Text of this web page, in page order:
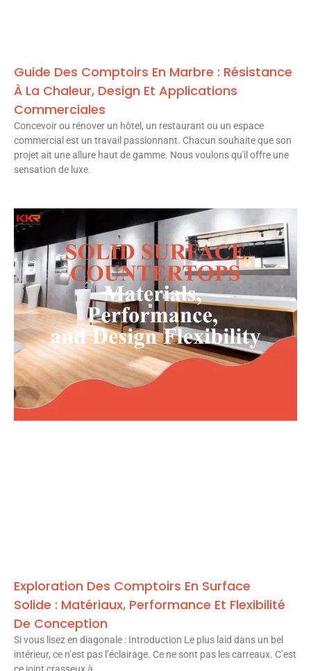
Guide Des Comptoirs En Marbre : Résistance
À La Chaleur, Design Et Applications
Commerciales
Concevoir ou rénover un hôtel, un restaurant ou un espace
commercial est un travail passionnant. Chacun souhaite que son
projet ait une allure haut de gamme. Nous voulons qu'il offre une
sensation de luxe.
Exploration Des Comptoirs En Surface
Solide : Matériaux, Performance Et Flexibilité
De Conception
Si vous lisez en diagonale : Introduction Le plus laid dans un bel
intérieur, ce n’est pas l’éclairage. Ce ne sont pas les carreaux. C’est